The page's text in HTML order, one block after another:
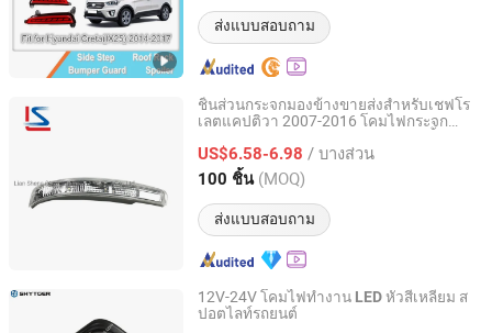
ส่งแบบสอบถาม
ชิ้นส่วนกระจกมองข้างขายส่งสำหรับเชฟโร
เลตแคปติวา 2007-2016 โคมไฟกระจก
LEDข้างกระจก
US$6.58-6.98 / บางส่วน
100 ชิ้น (MOQ)
ส่งแบบสอบถาม
Lian Sheng (Xiamen) Import & Export Co., Ltd.
Fujian, China อัตราจาก 2006
12V-24V โคมไฟทำงาน LEDหัวสี่เหลี่ยม ส
ปอตไลท์รถยนต์
Shanghai Shytger Industry & Trade Co., Ltd.